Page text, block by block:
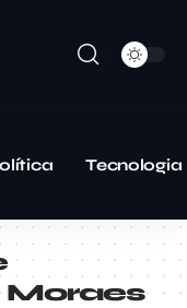
Tecnologia
Moraes